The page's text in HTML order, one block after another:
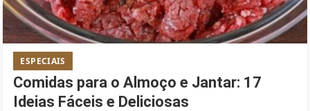
ESPECIAIS
Comidas para o Almoço e Jantar: 17
Ideias Fáceis e Deliciosas